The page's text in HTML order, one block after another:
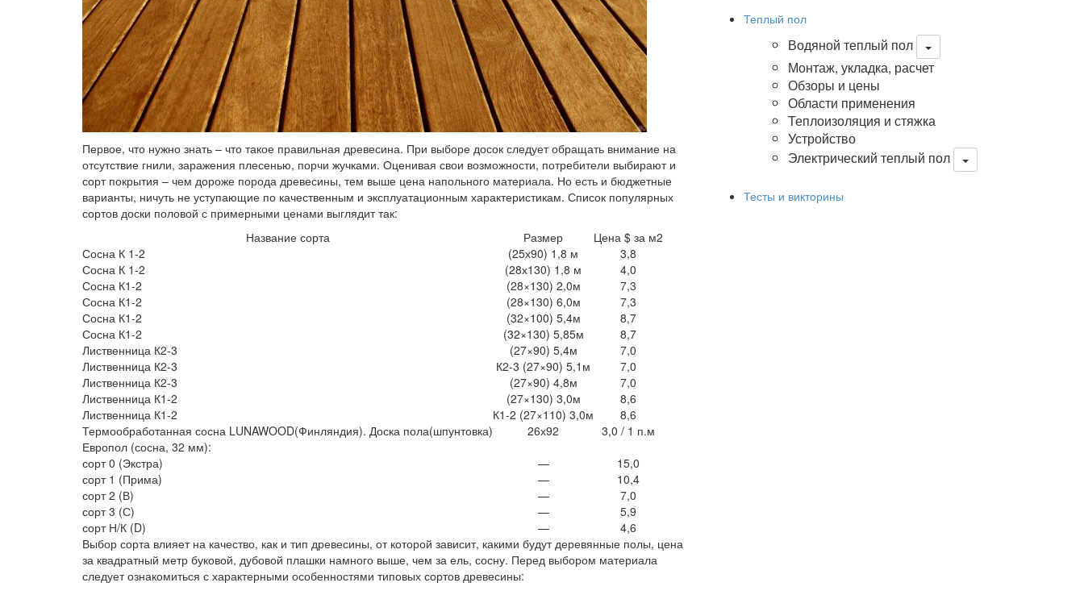
Первое, что нужно знать – что такое правильная древесина. При выборе досок следует обращать внимание на
отсутствие гнили, заражения плесенью, порчи жучками. Оценивая свои возможности, потребители выбирают и
сорт покрытия – чем дороже порода древесины, тем выше цена напольного материала. Но есть и бюджетные
варианты, ничуть не уступающие по качественным и эксплуатационным характеристикам. Список популярных
сортов доски половой с примерными ценами выглядит так:
Название сорта
Размер
Цена $ за м2
Сосна К 1-2
(25х90) 1,8 м
3,8
Сосна К 1-2
(28х130) 1,8 м
4,0
Сосна К1-2
(28×130) 2,0м
7,3
Сосна К1-2
(28×130) 6,0м
7,3
Сосна К1-2
(32×100) 5,4м
8,7
Сосна К1-2
(32×130) 5,85м
8,7
Лиственница К2-3
(27×90) 5,4м
7,0
Лиственница К2-3
К2-3 (27×90) 5,1м
7,0
Лиственница К2-3
(27×90) 4,8м
7,0
Лиственница К1-2
(27×130) 3,0м
8,6
Лиственница К1-2
К1-2 (27×110) 3,0м
8,6
Термообработанная сосна LUNAWOOD(Финляндия). Доска пола(шпунтовка)
26х92
3,0 / 1 п.м
Европол (сосна, 32 мм):
сорт 0 (Экстра)
—
15,0
сорт 1 (Прима)
—
10,4
сорт 2 (В)
—
7,0
сорт 3 (С)
—
5,9
сорт Н/К (D)
—
4,6
Выбор сорта влияет на качество, как и тип древесины, от которой зависит, какими будут деревянные полы, цена
за квадратный метр буковой, дубовой плашки намного выше, чем за ель, сосну. Перед выбором материала
следует ознакомиться с характерными особенностями типовых сортов древесины:
Теплый пол
Водяной теплый пол
Монтаж, укладка, расчет
Обзоры и цены
Области применения
Теплоизоляция и стяжка
Устройство
Электрический теплый пол
Тесты и викторины